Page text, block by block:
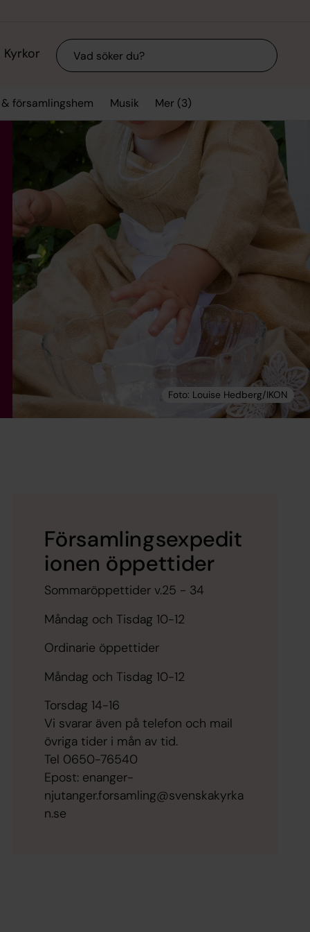
Kyrkor Sök
församlingshem Musik Mer (3)
Församlingsexpedit
ionen öppettider
Sommaröppettider v.25 - 34
Måndag och Tisdag 10-12
Ordinarie öppettider
Måndag och Tisdag 10-12
Torsdag 14-16
Vi svarar även på telefon och mail
övriga tider i mån av tid.
Tel 0650-76540
Epost: enanger-
njutanger.forsamling@svenskakyrka
n.se